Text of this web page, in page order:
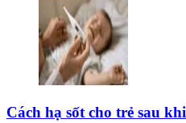
Cách hạ sốt cho trẻ sau